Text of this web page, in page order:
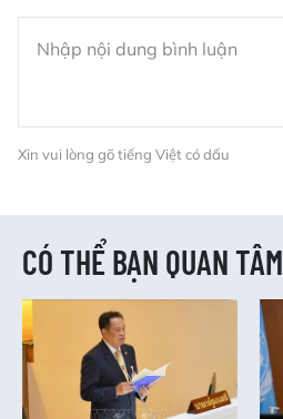
Xin vui lòng gõ tiếng Việt có dấu
CÓ THỂ BẠN QUAN TÂM